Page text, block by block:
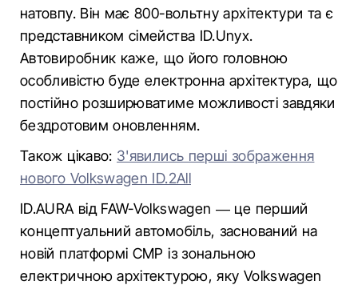
натовпу. Він має 800-вольтну архітектури та є
представником сімейства ID.Unyx.
Автовиробник каже, що його головною
особливістю буде електронна архітектура, що
постійно розширюватиме можливості завдяки
бездротовим оновленням.
Також цікаво: З'явились перші зображення
нового Volkswagen ID.2All
ID.AURA від FAW-Volkswagen — це перший
концептуальний автомобіль, заснований на
новій платформі CMP із зональною
електричною архітектурою, яку Volkswagen